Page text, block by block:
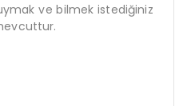
ve bilmek istediğiniz